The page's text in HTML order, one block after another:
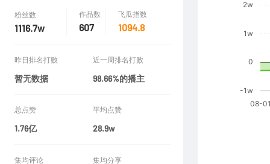
粉丝数
1116.7w
作品数
607
飞瓜指数
1094.8
昨日排名打败
暂无数据
近一周排名打败
98.66%的播主
总点赞
1.76亿
平均点赞
28.9w
集均评论 集均分享